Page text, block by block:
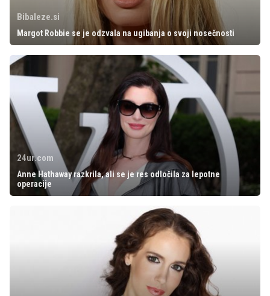
Bibaleze.si
Margot Robbie se je odzvala na ugibanja o svoji nosečnosti
24ur.com
Anne Hathaway razkrila, ali se je res odločila za lepotne
operacije